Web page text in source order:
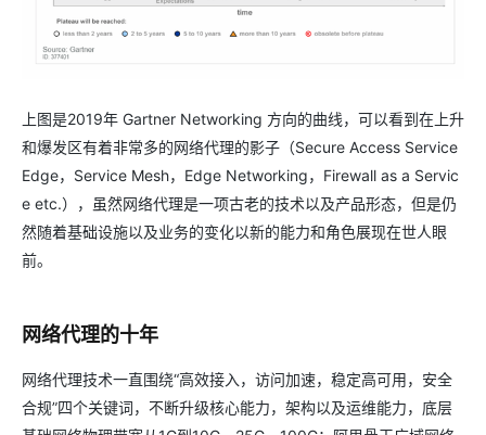
上图是2019年 Gartner Networking 方向的曲线，可以看到在上升
和爆发区有着非常多的网络代理的影子（Secure Access Service
Edge，Service Mesh，Edge Networking，Firewall as a Servic
e etc.），虽然网络代理是一项古老的技术以及产品形态，但是仍
然随着基础设施以及业务的变化以新的能力和角色展现在世人眼
前。
网络代理的十年
网络代理技术一直围绕“高效接入，访问加速，稳定高可用，安全
合规”四个关键词，不断升级核心能力，架构以及运维能力，底层